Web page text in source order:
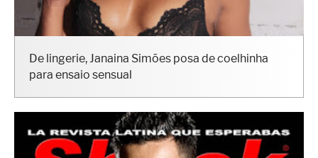
De lingerie, Janaina Simões posa de coelhinha
para ensaio sensual